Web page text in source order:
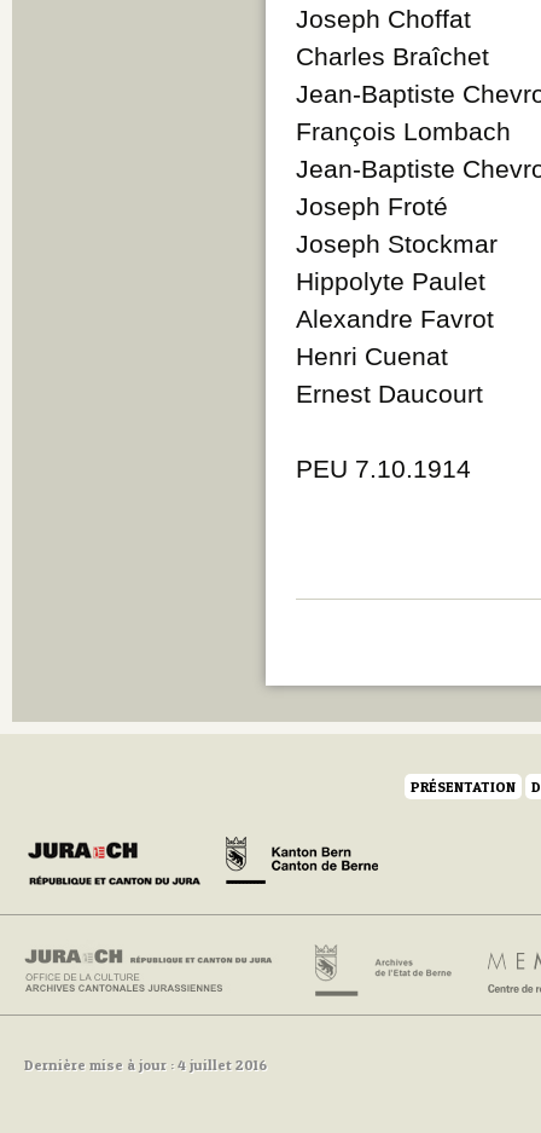
Joseph Choffat
Charles Braîchet
Jean-Baptiste
François Lombach
Jean-Baptiste
Joseph Froté
Joseph Stockmar
Hippolyte Paulet
Alexandre Favrot
Henri Cuenat
Ernest Daucourt
PEU 7.10.1914
PRÉSENTATION
Dernière mise à jour : 4 juillet 2016